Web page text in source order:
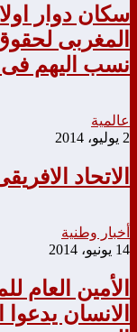
سكان دوار
المغربى
نسب اليهم فى
عالمية
2 يوليو، 2014
الاتحاد
أخبار وطنية
14 يونيو، 2014
الأمين
الانسان يدعوا